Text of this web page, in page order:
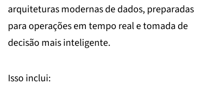
arquiteturas modernas de dados, preparadas
para operações em tempo real e tomada de
decisão mais inteligente.
Isso inclui: